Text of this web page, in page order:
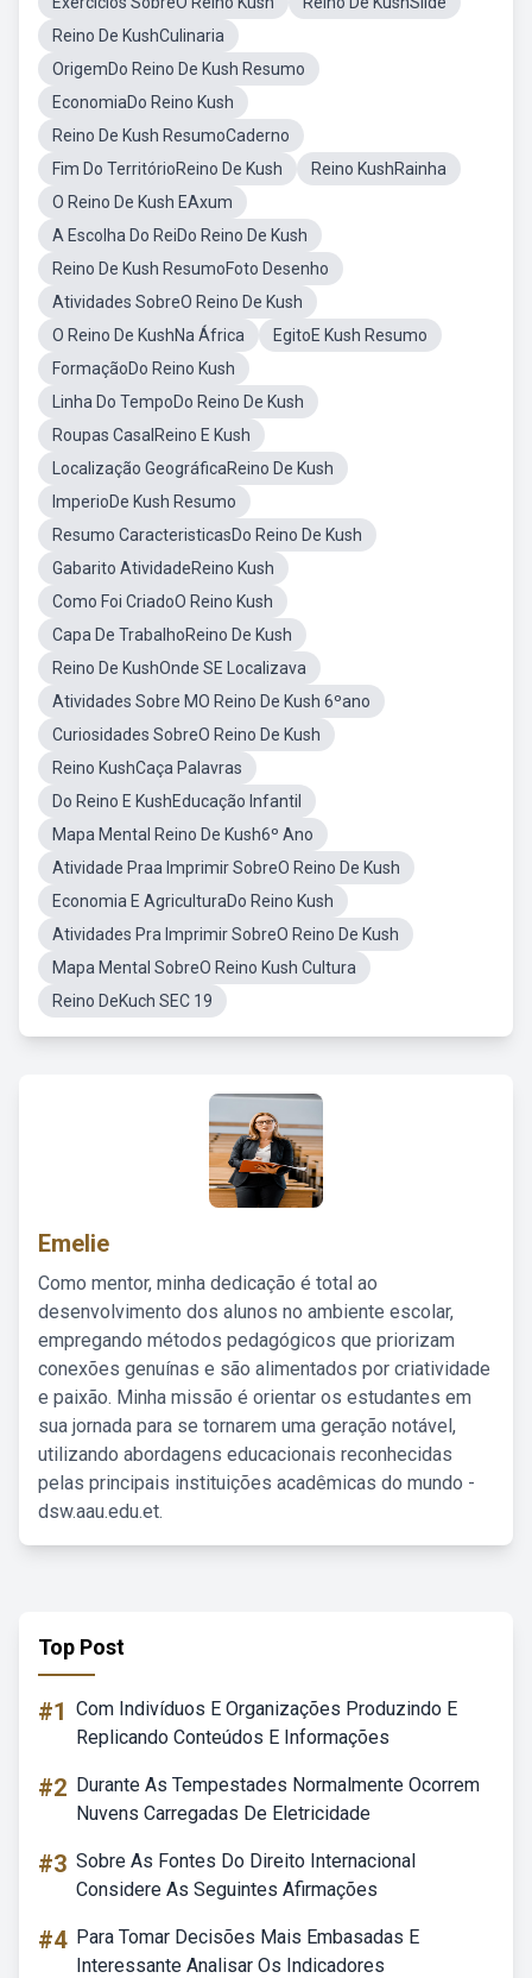
Reino De KushCulinaria
OrigemDo Reino De Kush Resumo
EconomiaDo Reino Kush
Reino De Kush ResumoCaderno
Fim Do TerritórioReino De Kush
Reino KushRainha
O Reino De Kush EAxum
A Escolha Do ReiDo Reino De Kush
Reino De Kush ResumoFoto Desenho
Atividades SobreO Reino De Kush
O Reino De KushNa África
EgitoE Kush Resumo
FormaçãoDo Reino Kush
Linha Do TempoDo Reino De Kush
Roupas CasalReino E Kush
Localização GeográficaReino De Kush
ImperioDe Kush Resumo
Resumo CaracteristicasDo Reino De Kush
Gabarito AtividadeReino Kush
Como Foi CriadoO Reino Kush
Capa De TrabalhoReino De Kush
Reino De KushOnde SE Localizava
Atividades Sobre MO Reino De Kush 6ºano
Curiosidades SobreO Reino De Kush
Reino KushCaça Palavras
Do Reino E KushEducação Infantil
Mapa Mental Reino De Kush6º Ano
Atividade Praa Imprimir SobreO Reino De Kush
Economia E AgriculturaDo Reino Kush
Atividades Pra Imprimir SobreO Reino De Kush
Mapa Mental SobreO Reino Kush Cultura
Reino DeKuch SEC 19
Emelie
Como mentor, minha dedicação é total ao
desenvolvimento dos alunos no ambiente escolar,
empregando métodos pedagógicos que priorizam
conexões genuínas e são alimentados por criatividade
e paixão. Minha missão é orientar os estudantes em
sua jornada para se tornarem uma geração notável,
utilizando abordagens educacionais reconhecidas
pelas principais instituições acadêmicas do mundo -
dsw.aau.edu.et.
Top Post
#1 Com Indivíduos E Organizações Produzindo E
Replicando Conteúdos E Informações
#2 Durante As Tempestades Normalmente Ocorrem
Nuvens Carregadas De Eletricidade
#3 Sobre As Fontes Do Direito Internacional
Considere As Seguintes Afirmações
#4 Para Tomar Decisões Mais Embasadas E
Interessante Analisar Os Indicadores